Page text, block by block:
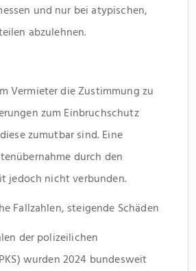
und nur bei atypischen,
abzulehnen.
Vermieter die Zustimmung zu
zum Einbruchschutz
zumutbar sind. Eine
durch den
jedoch nicht verbunden.
Fallzahlen, steigende Schäden
der polizeilichen
wurden 2024 bundesweit